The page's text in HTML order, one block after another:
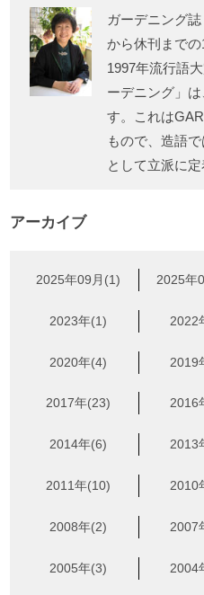
ガーデニング
から休刊までの
1997年流行語
ーデニング」
す。これは
もので、造語
として立派に定
アーカイブ
2025年09月(1) 2025年
2023年(1) 2022
2020年(4) 2019
2017年(23) 2016
2014年(6) 2013
2011年(10) 2010
2008年(2) 2007
2005年(3) 2004